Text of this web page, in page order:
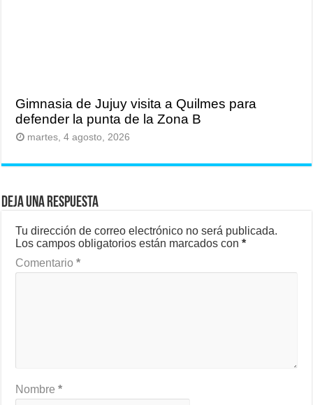
Gimnasia de Jujuy visita a Quilmes para
defender la punta de la Zona B
martes, 4 agosto, 2026
Deja una respuesta
Tu dirección de correo electrónico no será publicada.
Los campos obligatorios están marcados con*
Comentario*
Nombre*